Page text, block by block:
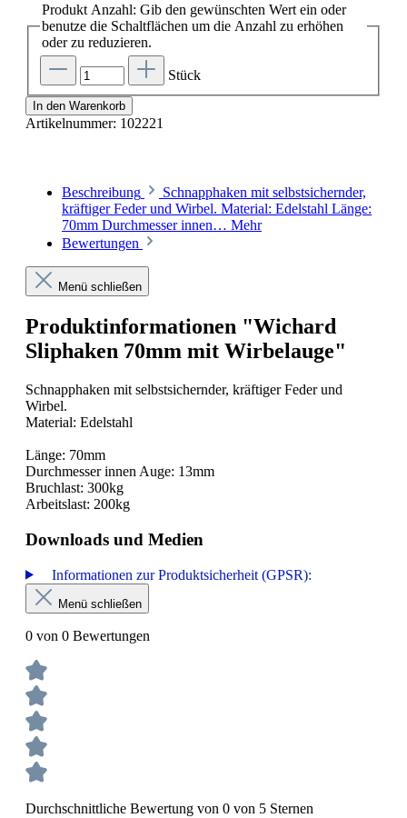
Produkt Anzahl: Gib den gewünschten Wert ein oder
benutze die Schaltflächen um die Anzahl zu erhöhen
oder zu reduzieren.
Stück
In den Warenkorb
Artikelnummer: 102221
Beschreibung
Schnapphaken mit selbstsichernder,
kräftiger Feder und Wirbel. Material: Edelstahl Länge:
70mm Durchmesser innen… Mehr
Bewertungen
Menü schließen
Produktinformationen "Wichard
Sliphaken 70mm mit Wirbelauge"
Schnapphaken mit selbstsichernder, kräftiger Feder und
Wirbel.
Material: Edelstahl
Länge: 70mm
Durchmesser innen Auge: 13mm
Bruchlast: 300kg
Arbeitslast: 200kg
Downloads und Medien
Informationen zur Produktsicherheit (GPSR):
Menü schließen
0 von 0 Bewertungen
Durchschnittliche Bewertung von 0 von 5 Sternen